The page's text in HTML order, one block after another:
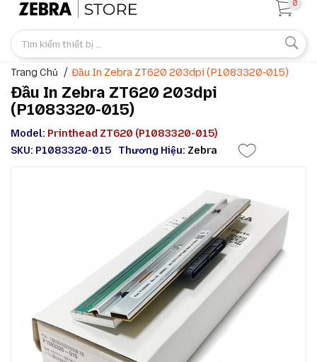
0
Trang Chủ Đầu In Zebra ZT620 203dpi (P1083320-015)
Đầu In Zebra ZT620 203dpi
(P1083320-015)
Model: Printhead ZT620 (P1083320-015)
SKU: P1083320-015
Thương Hiệu: Zebra